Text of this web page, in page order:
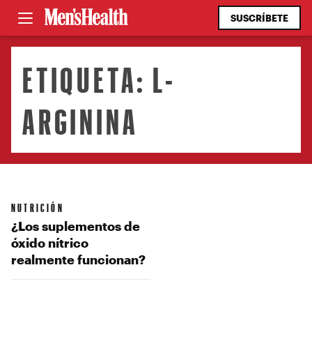
SUSCRÍBETE
ETIQUETA: L-
ARGININA
NUTRICIÓN
¿Los suplementos de
óxido nítrico
realmente funcionan?